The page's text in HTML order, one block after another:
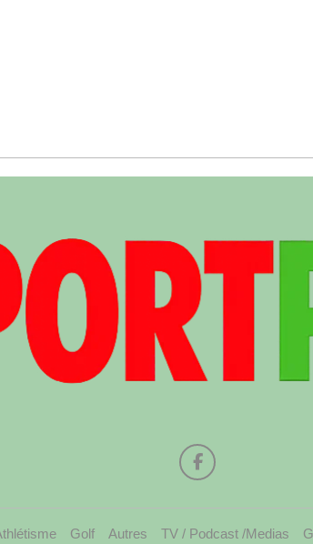
Golf Autres TV / Podcast /Medias